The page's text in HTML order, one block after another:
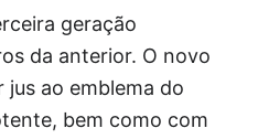
geração
da anterior. O novo
ao emblema do
bem como com